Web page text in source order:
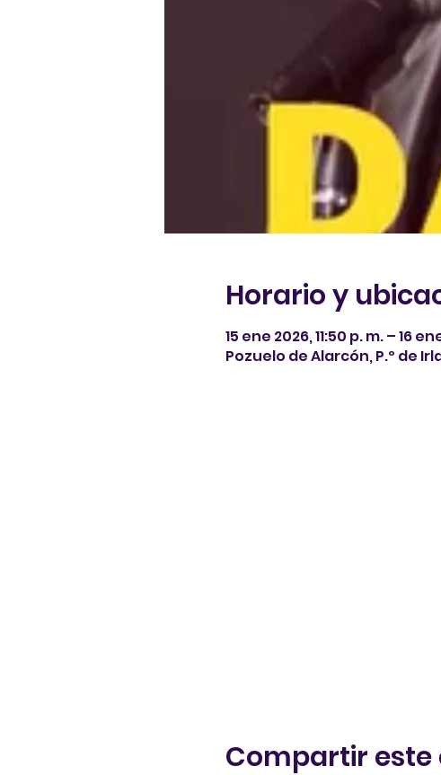
Horario y
15 ene 2026, 11:50 p. m. – 16
Pozuelo de Alarcón, P.º de
Compartir este